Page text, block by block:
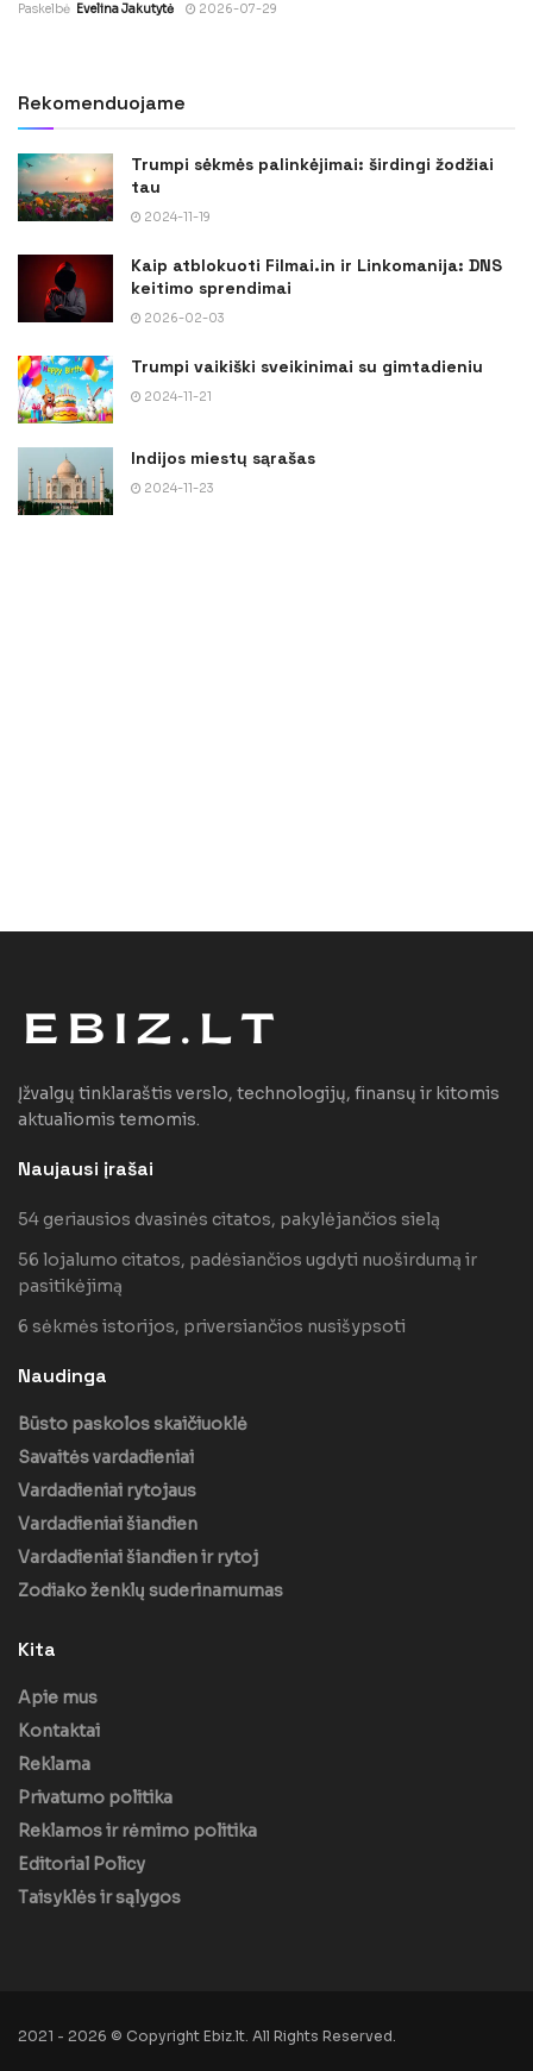
Paskelbė Evelina Jakutytė 2026-07-29
Rekomenduojame
Trumpi sėkmės palinkėjimai: širdingi žodžiai
tau
2024-11-19
Kaip atblokuoti Filmai.in ir Linkomanija: DNS
keitimo sprendimai
2026-02-03
Trumpi vaikiški sveikinimai su gimtadieniu
2024-11-21
Indijos miestų sąrašas
2024-11-23
Įžvalgų tinklaraštis verslo, technologijų, finansų ir kitomis
aktualiomis temomis.
Naujausi įrašai
54 geriausios dvasinės citatos, pakylėjančios sielą
56 lojalumo citatos, padėsiančios ugdyti nuoširdumą ir
pasitikėjimą
6 sėkmės istorijos, priversiančios nusišypsoti
Naudinga
Būsto paskolos skaičiuoklė
Savaitės vardadieniai
Vardadieniai rytojaus
Vardadieniai šiandien
Vardadieniai šiandien ir rytoj
Zodiako ženklų suderinamumas
Kita
Apie mus
Kontaktai
Reklama
Privatumo politika
Reklamos ir rėmimo politika
Editorial Policy
Taisyklės ir sąlygos
2021 - 2026 © Copyright Ebiz.lt. All Rights Reserved.